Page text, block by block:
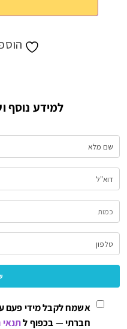
לנסיעות
למידע נוסף
אשמח לקבל מידי פעם
חברתי — בכפוף ל